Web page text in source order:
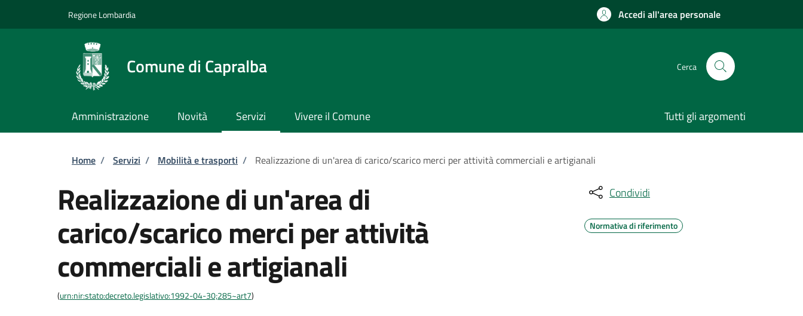
Regione Lombardia Accedi all'area personale
Comune di Capralba Cerca
Amministrazione Novità Servizi Vivere il Comune Tutti gli argomenti
Briciole di pane
Home / Servizi / Mobilità e trasporti / Realizzazione di un'area di carico/scarico merci per attività commerciali e artigianali
Realizzazione di un'area di
carico/scarico merci per attività
commerciali e artigianali
(urn:nir:stato:decreto.legislativo:1992-04-30;285~art7)
Condividi
Normativa di riferimento